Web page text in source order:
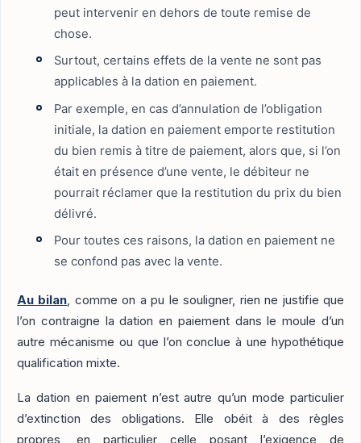
peut intervenir en dehors de toute remise de
chose.
Surtout, certains effets de la vente ne sont pas
applicables à la dation en paiement.
Par exemple, en cas d’annulation de l’obligation
initiale, la dation en paiement emporte restitution
du bien remis à titre de paiement, alors que, si l’on
était en présence d’une vente, le débiteur ne
pourrait réclamer que la restitution du prix du bien
délivré.
Pour toutes ces raisons, la dation en paiement ne
se confond pas avec la vente.
Au bilan, comme on a pu le souligner, rien ne justifie que
l’on contraigne la dation en paiement dans le moule d’un
autre mécanisme ou que l’on conclue à une hypothétique
qualification mixte.
La dation en paiement n’est autre qu’un mode particulier
d’extinction des obligations. Elle obéit à des règles
propres, en particulier celle posant l’exigence de